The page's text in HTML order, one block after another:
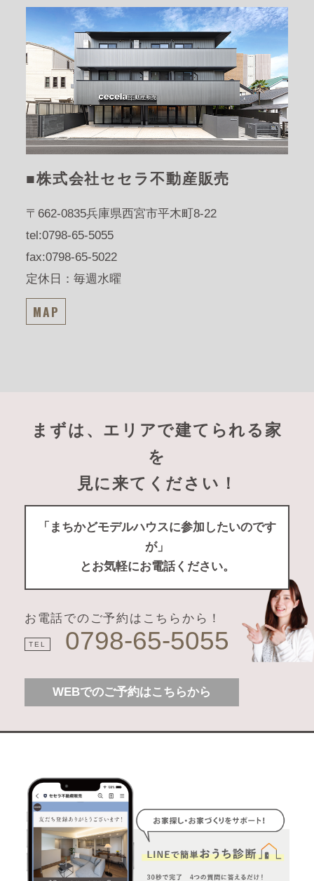
■株式会社セセラ不動産販売
〒662-0835兵庫県西宮市平木町8-22
tel:0798-65-5055
fax:0798-65-5022
定休日：毎週水曜
MAP
まずは、エリアで建てられる家
を
見に来てください！
「まちかどモデルハウスに参加したいのです
が」
とお気軽にお電話ください。
お電話でのご予約はこちらから！
TEL 0798-65-5055
WEBでのご予約はこちらから